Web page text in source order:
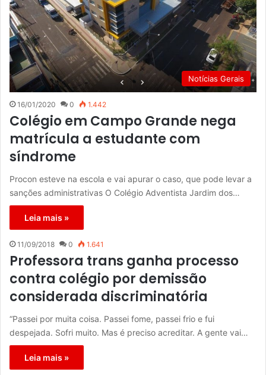
Notícias Gerais
16/01/2020 0 1.442
Colégio em Campo Grande nega
matrícula a estudante com
síndrome
Procon esteve na escola e vai apurar o caso, que pode levar a
sanções administrativas O Colégio Adventista Jardim dos…
Leia mais »
11/09/2018 0 1.641
Professora trans ganha processo
contra colégio por demissão
considerada discriminatória
“Passei por muita coisa. Passei fome, passei frio e fui
despejada. Sofri muito. Mas é preciso acreditar. A gente vai…
Leia mais »